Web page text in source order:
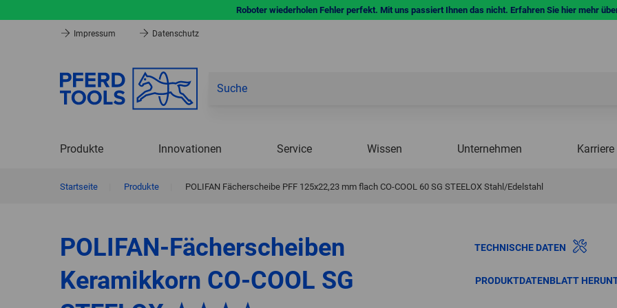
Roboter wiederholen Fehler perfekt. Mit uns passiert Ihnen das nicht. Erfahren Sie hier mehr
Impressum Datenschutz
Produkte Innovationen Service Wissen Unternehmen Karriere
Startseite Produkte POLIFAN Fächerscheibe PFF 125x22,23 mm flach CO-COOL 60 SG STEELOX Stahl/Edelstahl
POLIFAN-Fächerscheiben
Keramikkorn CO-COOL SG
TECHNISCHE DATEN
PRODUKTDATENBLATT